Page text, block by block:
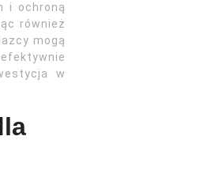
i ochroną
również
mogą
w